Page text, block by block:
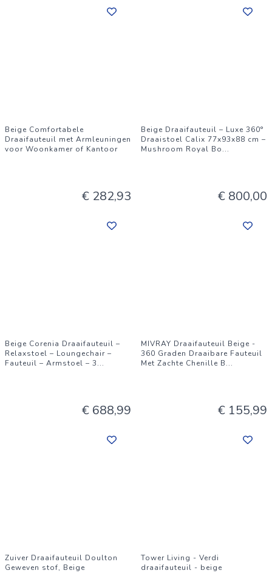
Beige Comfortabele
Draaifauteuil met Armleuningen
voor Woonkamer of Kantoor
€ 282,93
Beige Draaifauteuil – Luxe 360°
Draaistoel Calix 77x93x88 cm –
Mushroom Royal Bo...
€ 800,00
Beige Corenia Draaifauteuil –
Relaxstoel – Loungechair –
Fauteuil – Armstoel – 3...
€ 688,99
MIVRAY Draaifauteuil Beige -
360 Graden Draaibare Fauteuil
Met Zachte Chenille B...
€ 155,99
Zuiver Draaifauteuil Doulton
Geweven stof, Beige
Tower Living - Verdi
draaifauteuil - beige